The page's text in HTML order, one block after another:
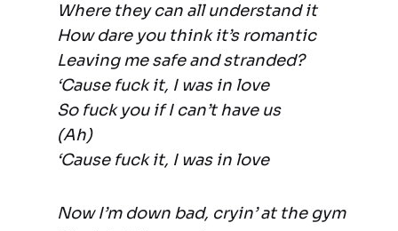
Where they can all understand it
How dare you think it’s romantic
Leaving me safe and stranded?
‘Cause fuck it, I was in love
So fuck you if I can’t have us
(Ah)
‘Cause fuck it, I was in love
Now I’m down bad, cryin’ at the gym